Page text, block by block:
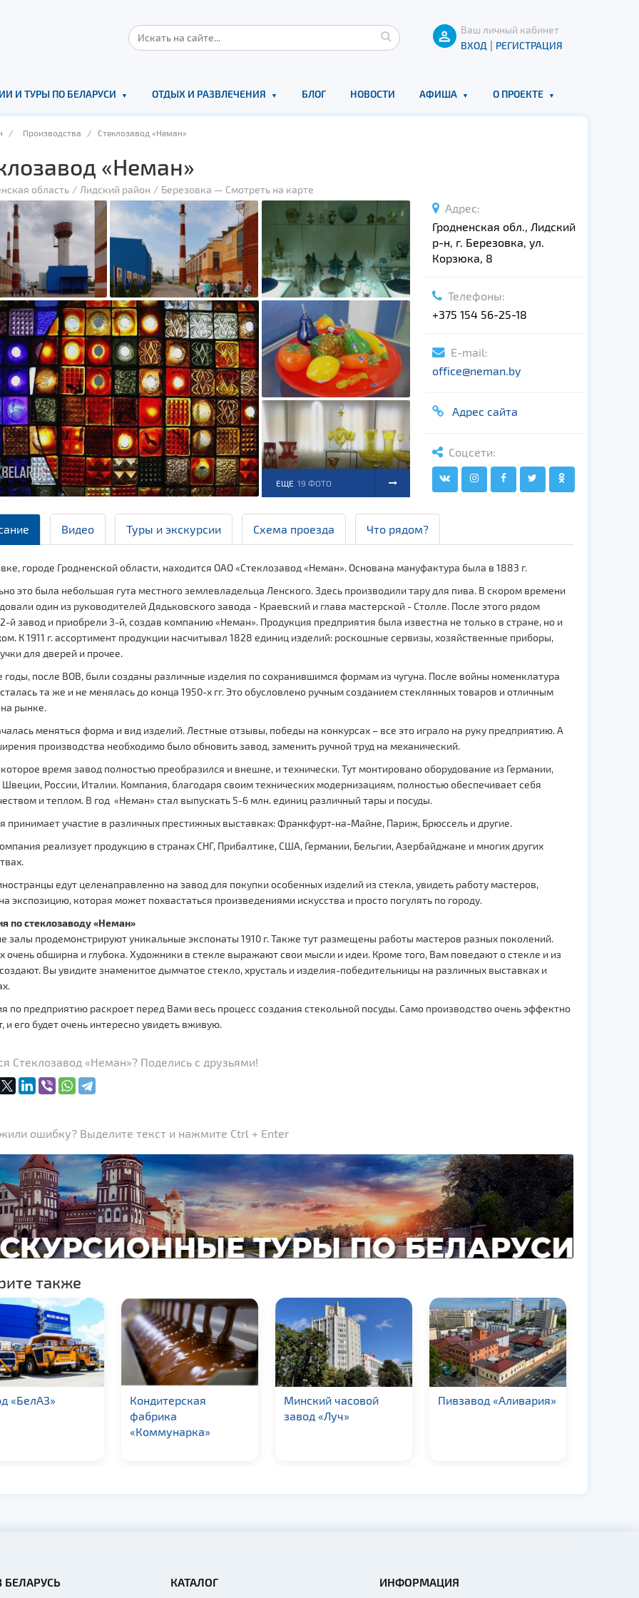
Ваш личный кабинет
ВХОД | РЕГИСТРАЦИЯ
И ТУРЫ ПО БЕЛАРУСИ ОТДЫХ И РАЗВЛЕЧЕНИЯ БЛОГ НОВОСТИ АФИША О ПРОЕКТЕ
/ Производства / Стеклозавод «Неман»
«Неман»
область Лидский район Березовка — Смотреть на карте
ЕЩЕ 19 ФОТО
Адрес:
Гродненская обл., Лидский
р-н, г. Березовка, ул.
Корзюка, 8
Телефоны:
+375 154 56-25-18
E-mail:
office@neman.by
Адрес сайта
Соцсети:
Видео Туры и экскурсии Схема проезда Что рядом?
городе Гродненской области, находится ОАО «Стеклозавод «Неман». Основана мануфактура была в 1883 г.
это была небольшая гута местного землевладельца Ленского. Здесь производили тару для пива. В скором времени
один из руководителей Дядьковского завода - Краевский и глава мастерской - Столле. После этого рядом
й завод и приобрели 3-й, создав компанию «Неман». Продукция предприятия была известна не только в стране, но и
К 1911 г. ассортимент продукции насчитывал 1828 единиц изделий: роскошные сервизы, хозяйственные приборы,
для дверей и прочее.
годы, после ВОВ, были созданы различные изделия по сохранившимся формам из чугуна. После войны номенклатура
та же и не менялась до конца 1950-х гг. Это обусловлено ручным созданием стеклянных товаров и отличным
рынке.
меняться форма и вид изделий. Лестные отзывы, победы на конкурсах – все это играло на руку предприятию. А
производства необходимо было обновить завод, заменить ручной труд на механический.
время завод полностью преобразился и внешне, и технически. Тут монтировано оборудование из Германии,
Швеции, России, Италии. Компания, благодаря своим технических модернизациям, полностью обеспечивает себя
и теплом. В год «Неман» стал выпускать 5-6 млн. единиц различный тары и посуды.
принимает участие в различных престижных выставках: Франкфурт-на-Майне, Париж, Брюссель и другие.
реализует продукцию в странах СНГ, Прибалтике, США, Германии, Бельгии, Азербайджане и многих других
едут целенаправленно на завод для покупки особенных изделий из стекла, увидеть работу мастеров,
экспозицию, которая может похвастаться произведениями искусства и просто погулять по городу.
по стеклозаводу «Неман»
залы продемонстрируют уникальные экспонаты 1910 г. Также тут размещены работы мастеров разных поколений.
очень обширна и глубока. Художники в стекле выражают свои мысли и идеи. Кроме того, Вам поведают о стекле и из
Вы увидите знаменитое дымчатое стекло, хрусталь и изделия-победительницы на различных выставках и
по предприятию раскроет перед Вами весь процесс создания стекольной посуды. Само производство очень эффектно
и его будет очень интересно увидеть вживую.
Стеклозавод «Неман»? Поделись с друзьями!
ошибку? Выделите текст и нажмите Ctrl + Enter
также
«БелАЗ»
Кондитерская
фабрика
«Коммунарка»
Минский часовой
завод «Луч»
Пивзавод «Аливария»
БЕЛАРУСЬ КАТАЛОГ ИНФОРМАЦИЯ